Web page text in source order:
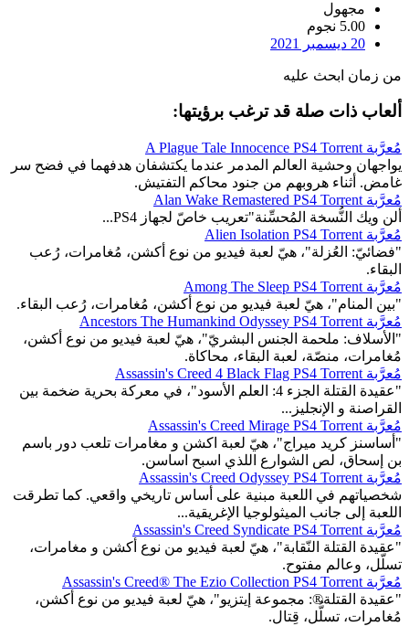
مجهول
5.00 نجوم
20 ديسمبر 2021
من زمان ابحث عليه
ألعاب ذات صلة قد ترغب برؤيتها:
مُعرَّبة A Plague Tale Innocence PS4 Torrent
يواجهان وحشية العالم المدمر عندما يكتشفان هدفهما في فضح سر
غامض. أثناء هروبهم من جنود محاكم التفتيش.
مُعرَّبة Alan Wake Remastered PS4 Torrent
ألن ويك النُّسخة المُحسِّنة"تعريب خاصّ لجهاز PS4...
مُعرَّبة Alien Isolation PS4 Torrent
"فضائيّ: العُزلة"، هيّ لعبة فيديو من نوع أكشن، مُغامرات، رُعب
البقاء.
مُعرَّبة Among The Sleep PS4 Torrent
"بين المنام"، هيّ لعبة فيديو من نوع أكشن، مُغامرات، رُعب البقاء.
مُعرَّبة Ancestors The Humankind Odyssey PS4 Torrent
"الأسلاف: ملحمة الجنس البشريّ"، هيّ لعبة فيديو من نوع أكشن،
مُغامرات، منصّة، لعبة البقاء، محاكاة.
مُعرَّبة Assassin's Creed 4 Black Flag PS4 Torrent
"عقيدة القتلة الجزء 4: العلم الأسود"، في معركة بحرية ضخمة بين
القراصنة و الإنجليز...
مُعرَّبة Assassin's Creed Mirage PS4 Torrent
"أساسنز كريد ميراج"، هيّ لعبة اكشن و مغامرات تلعب دور باسم
بن إسحاق، لص الشوارع اللذي اسبح اساسن.
مُعرَّبة Assassin's Creed Odyssey PS4 Torrent
شخصياتهم في اللعبة مبنية على أساس تاريخي واقعي. كما تطرقت
اللعبة إلى جانب الميثولوجيا الإغريقية...
مُعرَّبة Assassin's Creed Syndicate PS4 Torrent
"عقيدة القتلة النّقابة"، هيّ لعبة فيديو من نوع أكشن و مغامرات،
تسلّل، وعالم مفتوح.
مُعرَّبة Assassin's Creed® The Ezio Collection PS4 Torrent
"عقيدة القتلة®: مجموعة إيتزيو"، هيّ لعبة فيديو من نوع أكشن،
مُغامرات، تسلُّل، قِتال.